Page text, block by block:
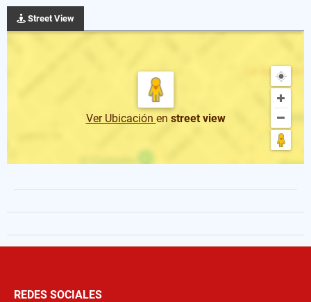
Street View
Ver Ubicación en street view
REDES SOCIALES